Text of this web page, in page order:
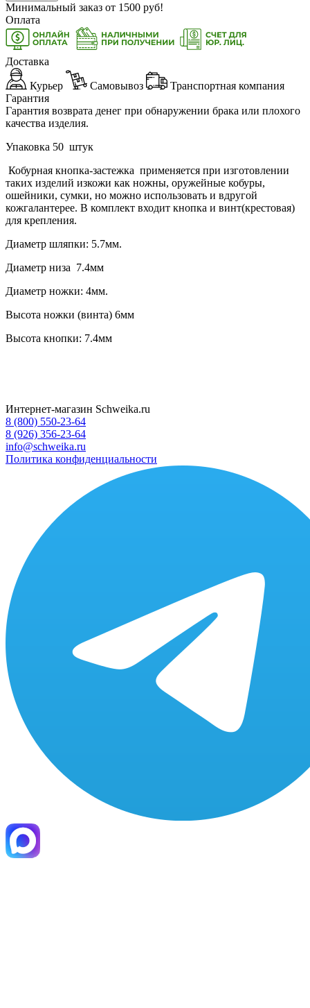
Минимальный заказ от 1500 руб!
Оплата
Доставка
Курьер Самовывоз
Транспортная компания
Гарантия
Гарантия возврата денег при обнаружении брака или плохого
качества изделия.
Упаковка 50 штук
Кобурная кнопка-застежка применяется при изготовлении
таких изделий изкожи как ножны, оружейные кобуры,
ошейники, сумки, но можно использовать и вдругой
кожгалантерее. В комплект входит кнопка и винт(крестовая)
для крепления.
Диаметр шляпки: 5.7мм.
Диаметр низа 7.4мм
Диаметр ножки: 4мм.
Высота ножки (винта) 6мм
Высота кнопки: 7.4мм
Интернет-магазин Schweika.ru
8 (800) 550-23-64
8 (926) 356-23-64
info@schweika.ru
Политика конфиденциальности